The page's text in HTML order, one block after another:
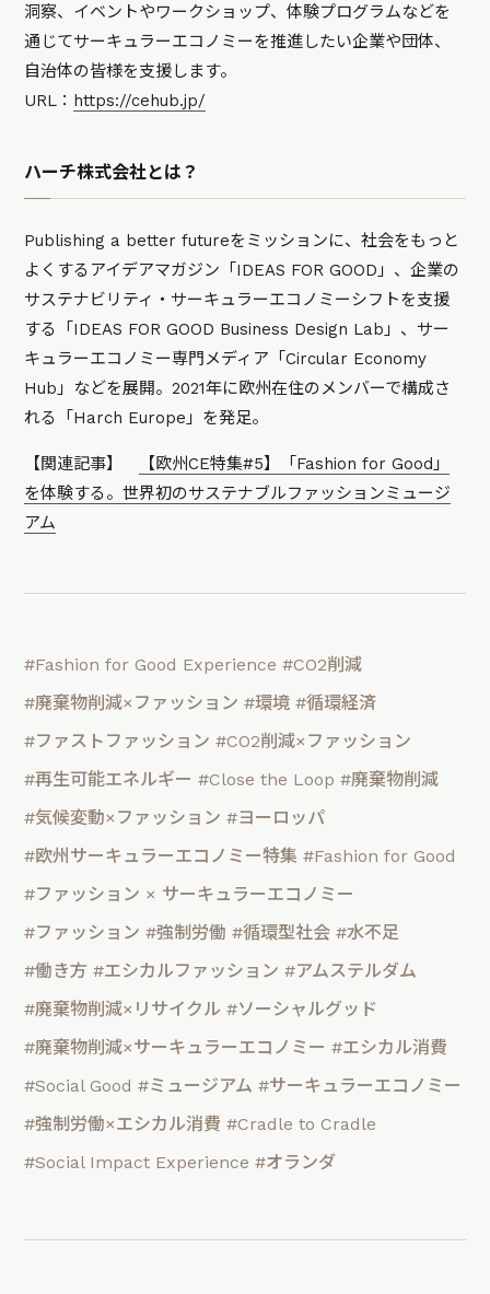
洞察、イベントやワークショップ、体験プログラムなどを
通じてサーキュラーエコノミーを推進したい企業や団体、
自治体の皆様を支援します。
URL： https://cehub.jp/
ハーチ株式会社とは？
Publishing a better futureをミッションに、社会をもっと
よくするアイデアマガジン「IDEAS FOR GOOD」、企業の
サステナビリティ・サーキュラーエコノミーシフトを支援
する「IDEAS FOR GOOD Business Design Lab」、サー
キュラーエコノミー専門メディア「Circular Economy
Hub」などを展開。2021年に欧州在住のメンバーで構成さ
れる「Harch Europe」を発足。
【関連記事】
【欧州CE特集#5】「Fashion for Good」
を体験する。世界初のサステナブルファッションミュージ
アム
#Fashion for Good Experience #CO2削減
#廃棄物削減×ファッション #環境 #循環経済
#ファストファッション #CO2削減×ファッション
#再生可能エネルギー #Close the Loop #廃棄物削減
#気候変動×ファッション #ヨーロッパ
#欧州サーキュラーエコノミー特集 #Fashion for Good
#ファッション × サーキュラーエコノミー
#ファッション #強制労働 #循環型社会 #水不足
#働き方 #エシカルファッション #アムステルダム
#廃棄物削減×リサイクル #ソーシャルグッド
#廃棄物削減×サーキュラーエコノミー #エシカル消費
#Social Good #ミュージアム #サーキュラーエコノミー
#強制労働×エシカル消費 #Cradle to Cradle
#Social Impact Experience #オランダ